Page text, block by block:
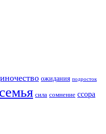
ожидания подросток
семья сила сомнение ссора